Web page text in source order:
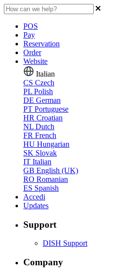
POS
Pay
Reservation
Order
Website
Italian
CS Czech
PL Polish
DE German
PT Portuguese
HR Croatian
NL Dutch
FR French
HU Hungarian
SK Slovak
IT Italian
GB English (UK)
RO Romanian
ES Spanish
Accedi
Updates
Support
DISH Support
Company